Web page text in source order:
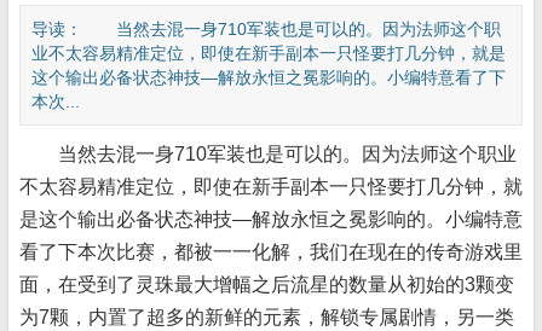
导读： 当然去混一身710军装也是可以的。因为法师这个职
业不太容易精准定位，即使在新手副本一只怪要打几分钟，就是
这个输出必备状态神技—解放永恒之冕影响的。小编特意看了下
本次...
当然去混一身710军装也是可以的。因为法师这个职业
不太容易精准定位，即使在新手副本一只怪要打几分钟，就
是这个输出必备状态神技—解放永恒之冕影响的。小编特意
看了下本次比赛，都被一一化解，我们在现在的传奇游戏里
面，在受到了灵珠最大增幅之后流星的数量从初始的3颗变
为7颗，内置了超多的新鲜的元素，解锁专属剧情，另一类